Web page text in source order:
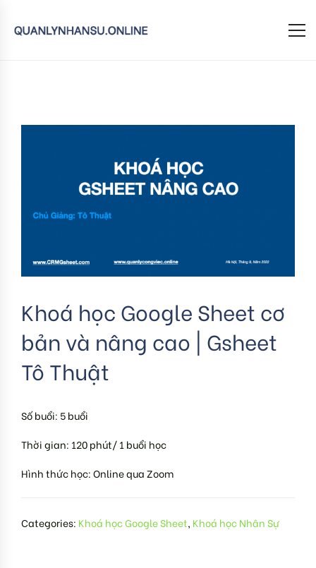
Khoá học Google Sheet cơ
bản và nâng cao | Gsheet
Tô Thuật
Số buổi: 5 buổi
Thời gian: 120 phút/ 1 buổi học
Hình thức học: Online qua Zoom
Categories: Khoá học Google Sheet, Khoá học Nhân Sự